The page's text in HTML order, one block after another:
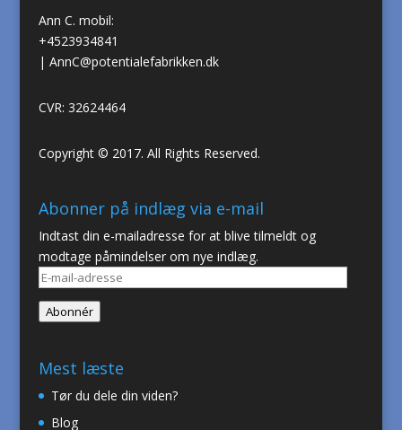
Ann C. mobil:
+4523934841
| AnnC@potentialefabrikken.dk
CVR: 32624464
Copyright © 2017. All Rights Reserved.
Abonner på indlæg via e-mail
Indtast din e-mailadresse for at blive tilmeldt og
modtage påmindelser om nye indlæg.
E-
mail-
adresse
Abonnér
Mest læste
Tør du dele din viden?
Blog